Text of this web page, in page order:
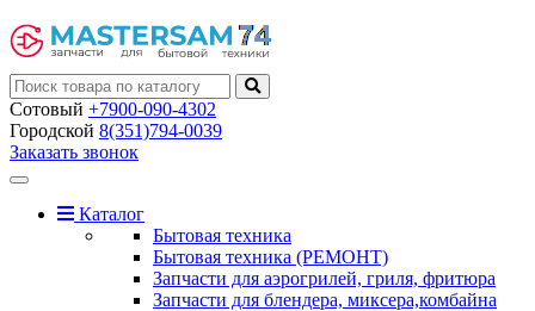
Сотовый +7900-090-4302
Городской 8(351)794-0039
Заказать звонок
Toggle
navigationКаталог
Бытовая техника
Бытовая техника (РЕМОНТ)
Запчасти для аэрогрилей, гриля, фритюра
Запчасти для блендера, миксера,комбайна